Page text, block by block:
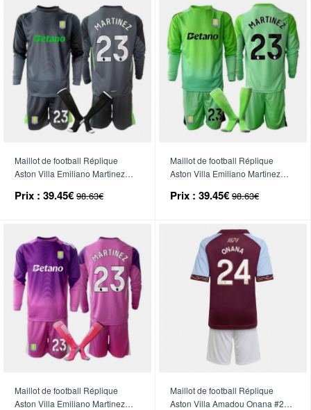
Maillot de football Réplique
Aston Villa Emiliano Martinez
Enfant 2025-26 Manche Longue
Prix : 39.45€ 98.63€
Maillot de football Réplique
Aston Villa Emiliano Martinez
Enfant 2025-26 Manche Longue
Prix : 39.45€ 98.63€
Maillot de football Réplique
Aston Villa Emiliano Martinez
Maillot de football Réplique
Aston Villa Amadou Onana #24